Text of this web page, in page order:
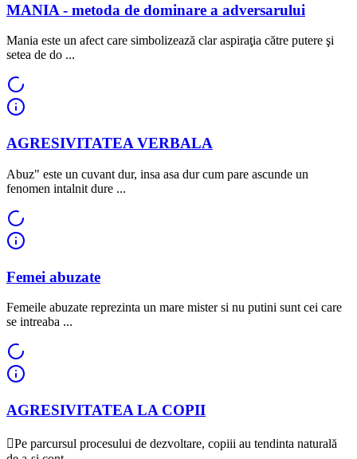
MANIA - metoda de dominare a adversarului
Mania este un afect care simbolizează clar aspiraţia către putere şi
setea de do ...
AGRESIVITATEA VERBALA
Abuz" este un cuvant dur, insa asa dur cum pare ascunde un
fenomen intalnit dure ...
Femei abuzate
Femeile abuzate reprezinta un mare mister si nu putini sunt cei care
se intreaba ...
AGRESIVITATEA LA COPII
Pe parcursul procesului de dezvoltare, copiii au tendinta naturală